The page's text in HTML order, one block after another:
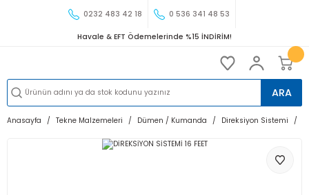
0232 483 42 18 0 536 341 48 53
Havale & EFT Ödemelerinde %15 İNDİRİM!
ARA
Anasayfa Tekne Malzemeleri Dümen / Kumanda Direksiyon Sistemi